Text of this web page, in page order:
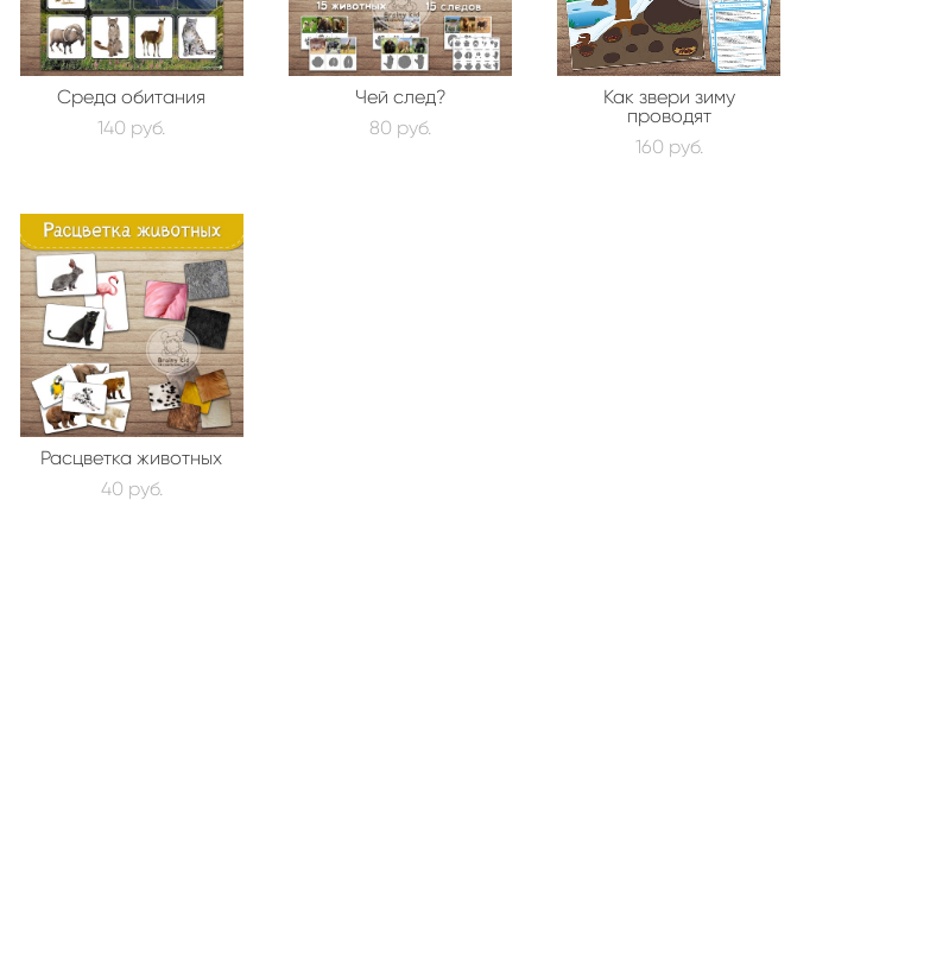
Среда обитания
140 pуб.
Чей след?
80 pуб.
Как звери зиму
проводят
160 pуб.
Расцветка животных
40 pуб.